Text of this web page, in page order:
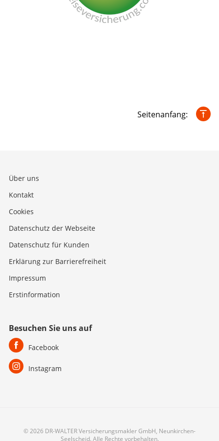
Seitenanfang:
Über uns
Kontakt
Cookies
Datenschutz der Webseite
Datenschutz für Kunden
Erklärung zur Barrierefreiheit
Impressum
Erstinformation
Besuchen Sie uns auf
Facebook
Instagram
© 2026 DR-WALTER Versicherungsmakler GmbH, Neunkirchen-
Seelscheid. Alle Rechte vorbehalten.